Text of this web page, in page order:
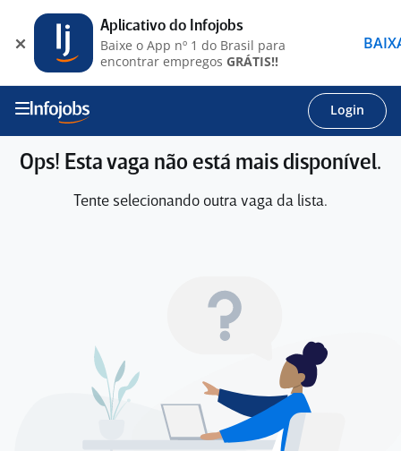
Login
Ops! Esta vaga não está mais disponível.
Tente selecionando outra vaga da lista.
Aplicativo do Infojobs
Baixe o App nº 1 do Brasil para
encontrar empregos GRÁTIS!!